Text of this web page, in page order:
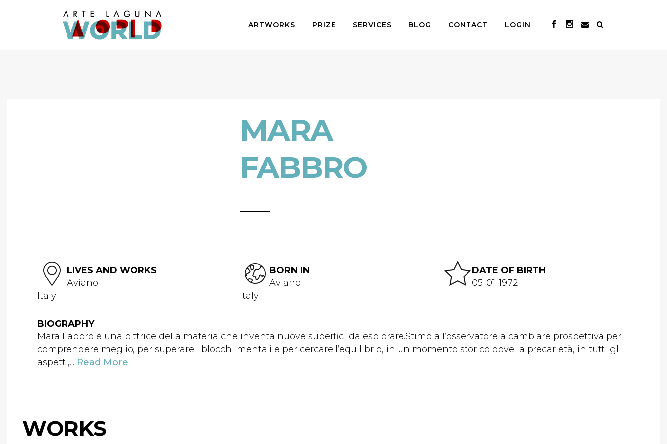
ARTWORKS PRIZE SERVICES BLOG CONTACT LOGIN
MARA
FABBRO
LIVES AND WORKS
Aviano
Italy
BORN IN
Aviano
Italy
DATE OF BIRTH
05-01-1972
BIOGRAPHY
Mara Fabbro è una pittrice della materia che inventa nuove superfici da esplorare.Stimola l’osservatore a cambiare prospettiva per
comprendere meglio, per superare i blocchi mentali e per cercare l’equilibrio, in un momento storico dove la precarietà, in tutti gli
aspetti,... Read More
WORKS